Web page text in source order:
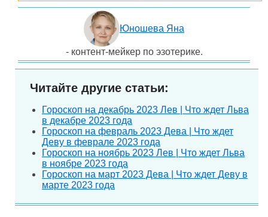
Юношева Яна
- контент-мейкер по эзотерике.
Читайте другие статьи:
Гороскоп на декабрь 2023 Лев | Что ждет Льва
в декабре 2023 года
Гороскоп на февраль 2023 Дева | Что ждет
Деву в феврале 2023 года
Гороскоп на ноябрь 2023 Лев | Что ждет Льва
в ноябре 2023 года
Гороскоп на март 2023 Дева | Что ждет Деву в
марте 2023 года